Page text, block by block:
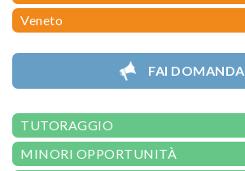
Veneto
FAI DOMANDA
TUTORAGGIO
MINORI OPPORTUNITÀ